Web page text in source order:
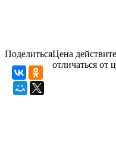
ПоделитьсяЦена
отличаться от